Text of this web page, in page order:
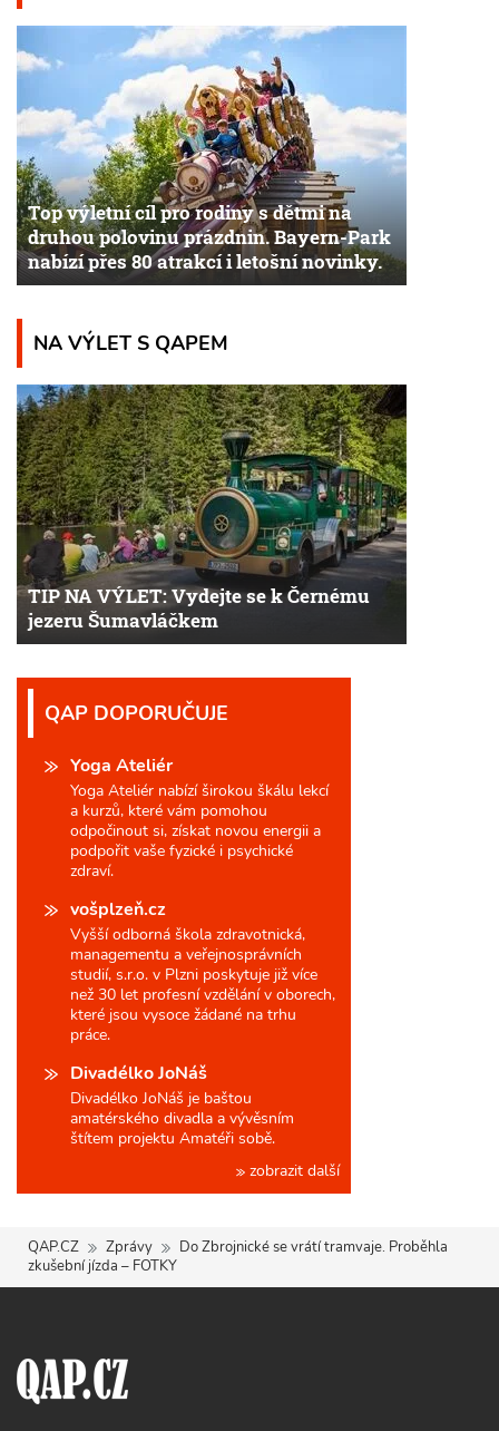
Top výletní cíl pro rodiny s dětmi na
druhou polovinu prázdnin. Bayern-Park
nabízí přes 80 atrakcí i letošní novinky.
NA VÝLET S QAPEM
TIP NA VÝLET: Vydejte se k Černému
jezeru Šumavláčkem
QAP DOPORUČUJE
Yoga Ateliér
Yoga Ateliér nabízí širokou škálu lekcí
a kurzů, které vám pomohou
odpočinout si, získat novou energii a
podpořit vaše fyzické i psychické
zdraví.
vošplzeň.cz
Vyšší odborná škola zdravotnická,
managementu a veřejnosprávních
studií, s.r.o. v Plzni poskytuje již více
než 30 let profesní vzdělání v oborech,
které jsou vysoce žádané na trhu
práce.
Divadélko JoNáš
Divadélko JoNáš je baštou
amatérského divadla a vývěsním
štítem projektu Amatéři sobě.
zobrazit další
QAP.CZ Zprávy
Do Zbrojnické se vrátí tramvaje. Proběhla
zkušební jízda – FOTKY